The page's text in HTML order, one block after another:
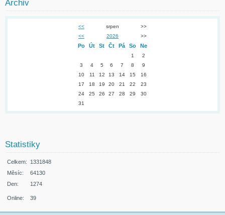
Archiv
<< srpen
>>
<<
2026 >>
Po Út St Čt Pá So Ne
1
2
3
4 5 6 7 8
9
10
11 12 13 14 15
16
17
18 19 20 21 22
23
24
25 26 27 28 29
30
31
Statistiky
Online: 39
Celkem:
1331848
Měsíc:
64130
Den:
1274